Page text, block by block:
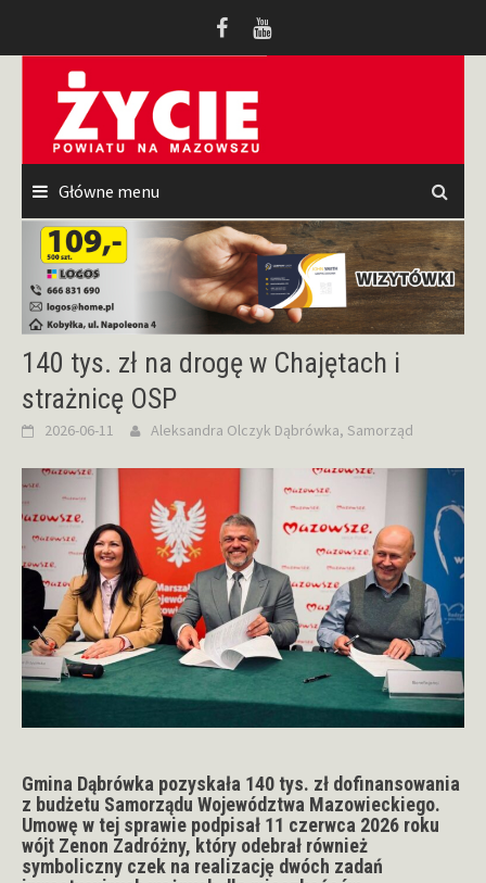
Główne menu
140 tys. zł na drogę w Chajętach i
strażnicę OSP
2026-06-11 Aleksandra Olczyk Dąbrówka, Samorząd
Gmina Dąbrówka pozyskała 140 tys. zł dofinansowania
z budżetu Samorządu Województwa Mazowieckiego.
Umowę w tej sprawie podpisał 11 czerwca 2026 roku
wójt Zenon Zadróżny, który odebrał również
symboliczny czek na realizację dwóch zadań